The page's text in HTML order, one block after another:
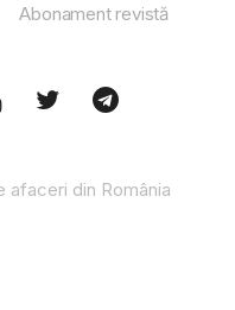
Abonament revistă
afaceri din România